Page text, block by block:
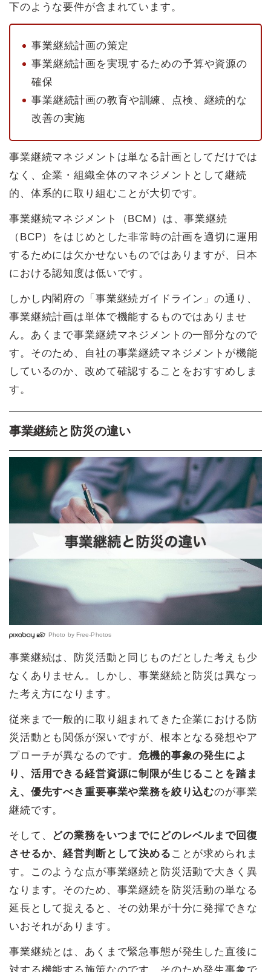
下のような要件が含まれています。
事業継続計画の策定
事業継続計画を実現するための予算や資源の
確保
事業継続計画の教育や訓練、点検、継続的な
改善の実施
事業継続マネジメントは単なる計画としてだけでは
なく、企業・組織全体のマネジメントとして継続
的、体系的に取り組むことが大切です。
事業継続マネジメント（BCM）は、事業継続
（BCP）をはじめとした非常時の計画を適切に運用
するためには欠かせないものではありますが、日本
における認知度は低いです。
しかし内閣府の「事業継続ガイドライン」の通り、
事業継続計画は単体で機能するものではありませ
ん。あくまで事業継続マネジメントの一部分なので
す。そのため、自社の事業継続マネジメントが機能
しているのか、改めて確認することをおすすめしま
す。
事業継続と防災の違い
Photo by Free-Photos
事業継続は、防災活動と同じものだとした考えも少
なくありません。しかし、事業継続と防災は異なっ
た考え方になります。
従来まで一般的に取り組まれてきた企業における防
災活動とも関係が深いですが、根本となる発想やア
プローチが異なるのです。危機的事象の発生によ
り、活用できる経営資源に制限が生じることを踏ま
え、優先すべき重要事業や業務を絞り込むのが事業
継続です。
そして、 どの業務をいつまでにどのレベルまで回復
させるか、経営判断として決める ことが求められま
す。このような点が事業継続と防災活動で大きく異
なります。そのため、事業継続を防災活動の単なる
延長として捉えると、その効果が十分に発揮できな
いおそれがあります。
事業継続とは、あくまで緊急事態が発生した直後に